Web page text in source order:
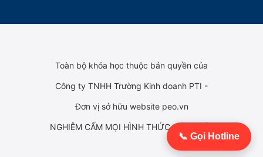
📞 Gọi Hotline
Toàn bộ khóa học thuộc bản quyền của
Công ty TNHH Trường Kinh doanh PTI -
Đơn vị sở hữu website peo.vn
NGHIÊM CẤM MỌI HÌNH THỨC SAO CHÉP